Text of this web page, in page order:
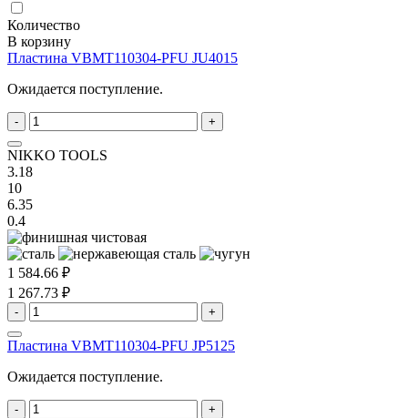
Количество
В корзину
Пластина VBMT110304-PFU JU4015
Ожидается поступление.
- +
NIKKO TOOLS
3.18
10
6.35
0.4
1 584.66 ₽
1 267.73 ₽
- +
Пластина VBMT110304-PFU JP5125
Ожидается поступление.
- +